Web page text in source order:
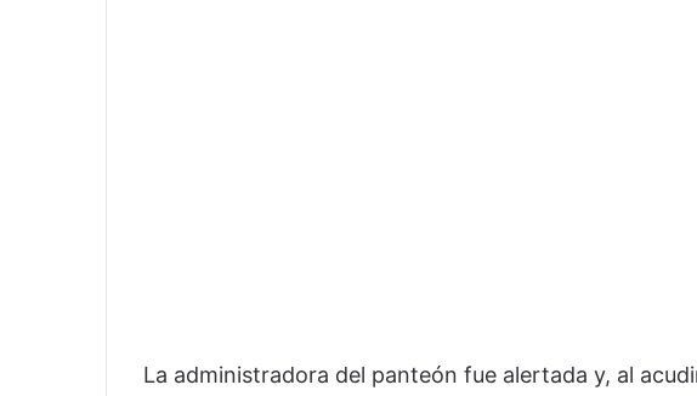
La administradora del panteón fue alertada y, al